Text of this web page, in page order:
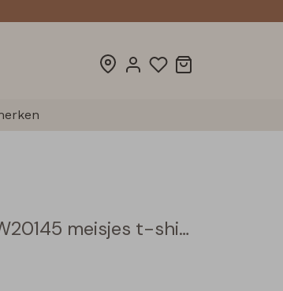
3310609 W20145 meisjes t-shirts lange mouw Zwart